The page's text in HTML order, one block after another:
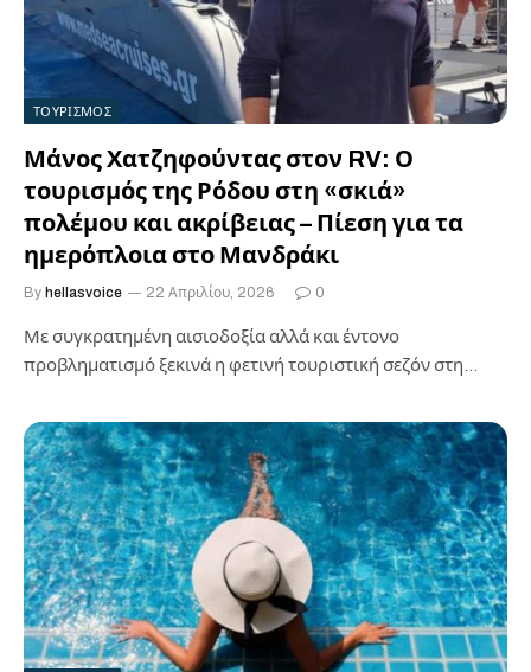
ΤΟΥΡΙΣΜΟΣ
Μάνος Χατζηφούντας στον RV: Ο
τουρισμός της Ρόδου στη «σκιά»
πολέμου και ακρίβειας – Πίεση για τα
ημερόπλοια στο Μανδράκι
By hellasvoice 22 Απριλίου, 2026 0
Με συγκρατημένη αισιοδοξία αλλά και έντονο
προβληματισμό ξεκινά η φετινή τουριστική σεζόν στη